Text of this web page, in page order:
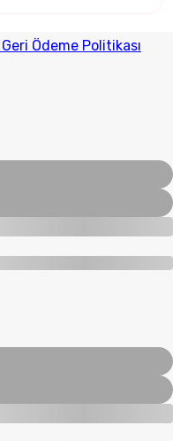
Ödeme Politikası